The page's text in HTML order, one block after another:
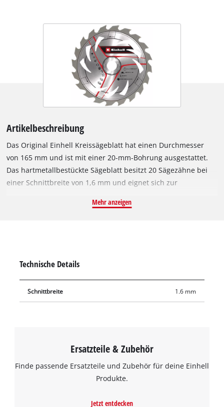
Artikelbeschreibung
Das Original Einhell Kreissägeblatt hat einen Durchmesser
von 165 mm und ist mit einer 20-mm-Bohrung ausgestattet.
Das hartmetallbestückte Sägeblatt besitzt 20 Sägezähne bei
einer Schnittbreite von 1,6 mm und eignet sich zur
holzähnlichen Werkstoffen und PVC. Mit seinen geschränkten
verwendet werden.
Mehr anzeigen
Technische Details
Schnittbreite 1.6 mm
Ersatzteile & Zubehör
Finde passende Ersatzteile und Zubehör für deine Einhell
Produkte.
Jetzt entdecken